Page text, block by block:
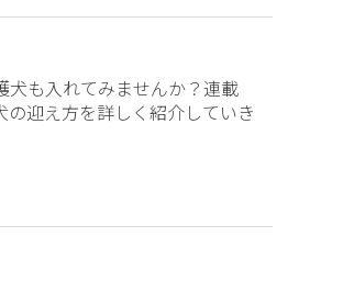
犬も入れてみませんか？連載
の迎え方を詳しく紹介していき